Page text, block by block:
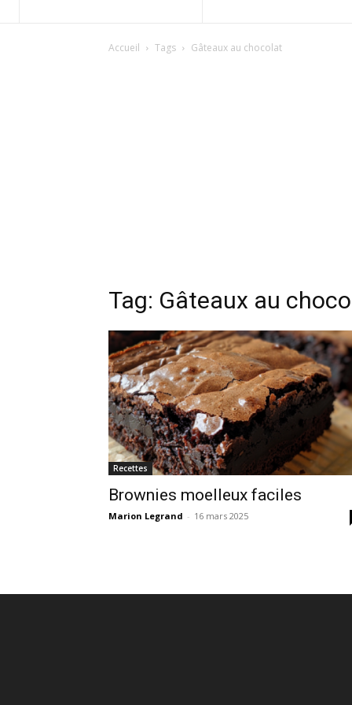
Accueil Tags Gâteaux au chocolat
Tag: Gâteaux au
Recettes
Brownies moelleux faciles
Marion Legrand - 16 mars 2025